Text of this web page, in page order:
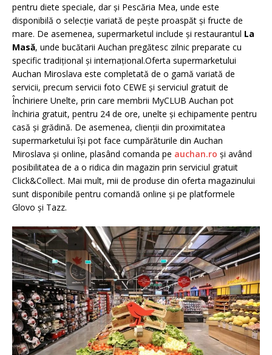
pentru diete speciale, dar și Pescăria Mea, unde este
disponibilă o selecție variată de pește proaspăt și fructe de
mare. De asemenea, supermarketul include și restaurantul La
Masă, unde bucătarii Auchan pregătesc zilnic preparate cu
specific tradițional și internațional.Oferta supermarketului
Auchan Miroslava este completată de o gamă variată de
servicii, precum servicii foto CEWE și serviciul gratuit de
Închiriere Unelte, prin care membrii MyCLUB Auchan pot
închiria gratuit, pentru 24 de ore, unelte și echipamente pentru
casă și grădină. De asemenea, clienții din proximitatea
supermarketului își pot face cumpărăturile din Auchan
Miroslava și online, plasând comanda pe auchan.ro și având
posibilitatea de a o ridica din magazin prin serviciul gratuit
Click&Collect. Mai mult, mii de produse din oferta magazinului
sunt disponibile pentru comandă online și pe platformele
Glovo și Tazz.